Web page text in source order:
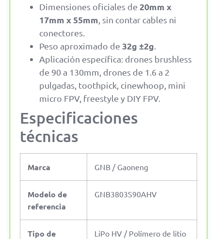
Dimensiones oficiales de 20mm x
17mm x 55mm , sin contar cables ni
conectores.
Peso aproximado de 32g ±2g
Aplicación específica: drones brushless
de 90 a 130mm, drones de 1.6 a 2
pulgadas, toothpick, cinewhoop, mini
micro FPV, freestyle y DIY FPV.
Especificaciones
técnicas
Marca GNB / Gaoneng
Modelo de
referencia
GNB3803S90AHV
Tipo de
LiPo HV / Polímero de litio